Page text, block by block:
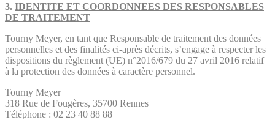
3. IDENTITE ET COORDONNEES DES RESPONSABLES
DE TRAITEMENT
Tourny Meyer, en tant que Responsable de traitement des données
personnelles et des finalités ci-après décrits, s’engage à respecter les
dispositions du règlement (UE) n°2016/679 du 27 avril 2016 relatif
à la protection des données à caractère personnel.
Tourny Meyer
318 Rue de Fougères, 35700 Rennes
Téléphone : 02 23 40 88 88